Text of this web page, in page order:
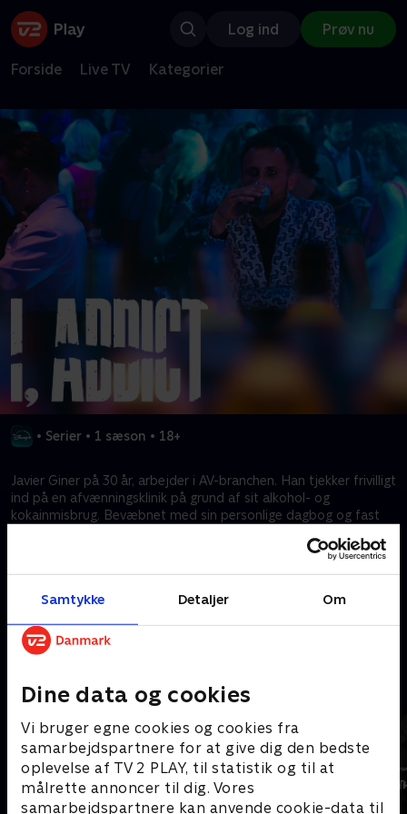
Samtykke Detaljer Om
Dine data og cookies
Vi bruger egne cookies og cookies fra
samarbejdspartnere for at give dig den bedste
oplevelse af TV 2 PLAY, til statistik og til at
målrette annoncer til dig. Vores
samarbejdspartnere kan anvende cookie-data til
Log ind Prøv nu
Forside Live TV Kategorier
• Serier • 1 sæson • 18+
Javier Giner på 30 år, arbejder i AV-branchen. Han tjekker frivilligt
ind på en afvænningsklinik på grund af sit alkohol- og
kokainmisbrug. Bevæbnet med sin personlige dagbog og fast
Kræver tilkøb
Mere indhold fra Disney+